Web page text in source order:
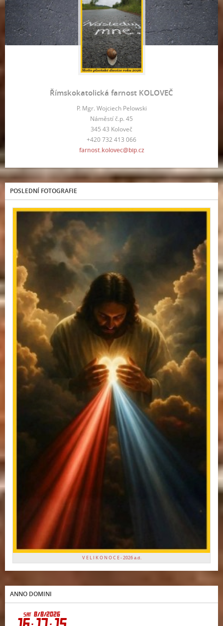
Římskokatolická farnost KOLOVEČ
P. Mgr. Wojciech Pelowski
Náměstí č.p. 45
345 43 Koloveč
+420 732 413 066
farnost.kolovec@bip.cz
POSLEDNÍ FOTOGRAFIE
V E L I K O N O C E - 2026 a.d.
ANNO DOMINI